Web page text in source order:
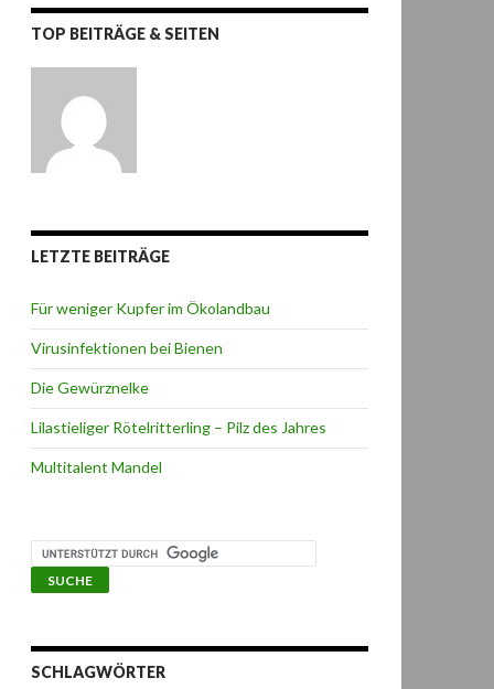
TOP BEITRÄGE & SEITEN
LETZTE BEITRÄGE
Für weniger Kupfer im Ökolandbau
Virusinfektionen bei Bienen
Die Gewürznelke
Lilastieliger Rötelritterling – Pilz des Jahres
Multitalent Mandel
SCHLAGWÖRTER